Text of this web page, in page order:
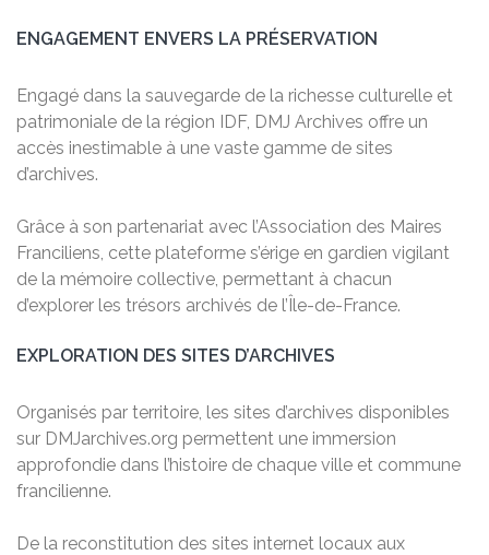
ENGAGEMENT ENVERS LA PRÉSERVATION
Engagé dans la sauvegarde de la richesse culturelle et
patrimoniale de la région IDF, DMJ Archives offre un
accès inestimable à une vaste gamme de sites
d’archives.
Grâce à son partenariat avec l’Association des Maires
Franciliens, cette plateforme s’érige en gardien vigilant
de la mémoire collective, permettant à chacun
d’explorer les trésors archivés de l’Île-de-France.
EXPLORATION DES SITES D’ARCHIVES
Organisés par territoire, les sites d’archives disponibles
sur DMJarchives.org permettent une immersion
approfondie dans l’histoire de chaque ville et commune
francilienne.
De la reconstitution des sites internet locaux aux